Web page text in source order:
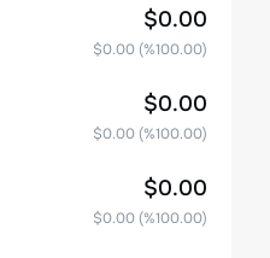
$0.00
$0.00(%100.00)
$0.00
$0.00(%100.00)
$0.00
$0.00(%100.00)